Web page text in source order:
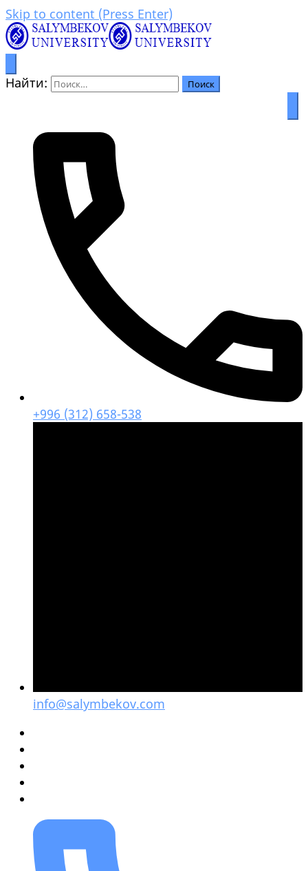
Skip to content (Press Enter)
Салымбеков университет
Процветание через образование
Найти:
+996 (312) 658-538
info@salymbekov.com